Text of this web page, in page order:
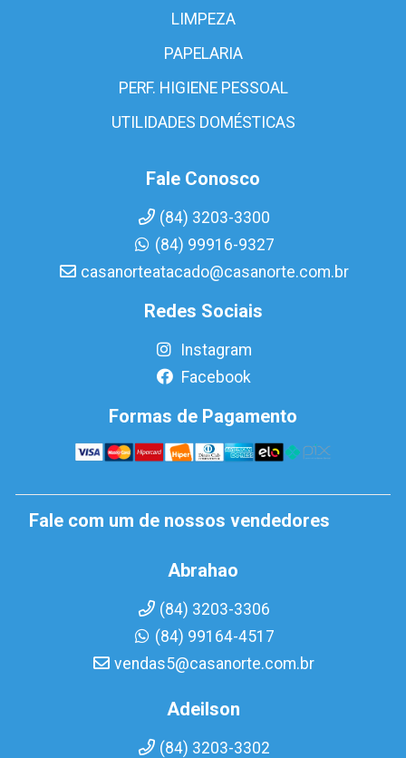
LIMPEZA
PAPELARIA
PERF. HIGIENE PESSOAL
UTILIDADES DOMÉSTICAS
Fale Conosco
(84) 3203-3300
(84) 99916-9327
casanorteatacado@casanorte.com.br
Redes Sociais
Instagram
Facebook
Formas de Pagamento
Fale com um de nossos vendedores
Abrahao
(84) 3203-3306
(84) 99164-4517
vendas5@casanorte.com.br
Adeilson
(84) 3203-3302